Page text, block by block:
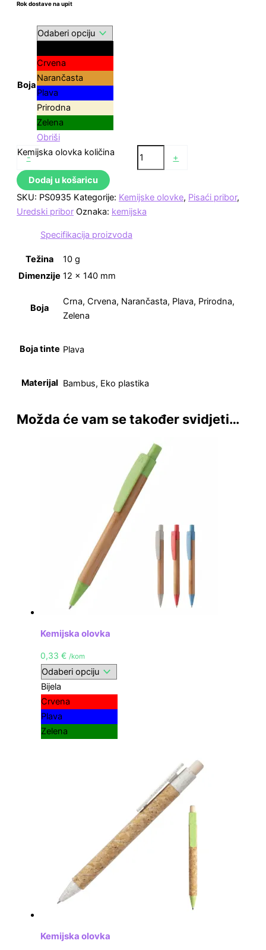
Rok dostave na upit
Boja
Crvena
Narančasta
Plava
Prirodna
Zelena
Obriši
-
Kemijska olovka količina +
Dodaj u košaricu
SKU: PS0935 Kategorije: Kemijske olovke, Pisaći pribor,
Uredski pribor Oznaka: kemijska
Specifikacija proizvoda
Težina
10 g
Dimenzije 12 × 140 mm
Boja
Crna, Crvena, Narančasta, Plava, Prirodna,
Zelena
Boja tinte Plava
Materijal Bambus, Eko plastika
Možda će vam se također svidjeti…
Kemijska olovka
0,33 € /kom
Bijela
Crvena
Plava
Zelena
Kemijska olovka